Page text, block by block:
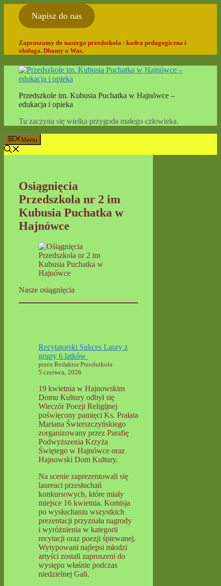
Przejdź
Napisz do nas
Zapraszamy do naszego przedszkola - kadra pedagogiczna i
obsługa. Dbamy o Was.
Przedszkole im. Kubusia Puchatka w Hajnówce –
edukacja i opieka
Tu zaczyna się wielka przygoda małego człowieka.
Menu
Osiągnięcia
Przedszkola nr 2 im
Kubusia Puchatka w
Hajnówce
Nasze osiągnięcia
Recytatorski Sukces Laury z
grupy 6 latków
przez Redaktor Przedszkola
5 czerwca, 2026
19 kwietnia w Hajnowskim
Domu Kultury odbył się
Wieczór Poezji Religijnej
poświęcony pamięci Ks. Prałata
Mariana Świerszczyńskiego
zorganizowany przez Parafię
Podwyższenia Krzyża
Świętego w Hajnówce oraz
Hajnowski Dom Kultury.
Na scenie zaprezentowali się
laureaci przesłuchań
konkursowych, które miały
miejsce 16 kwietnia. Komisja
po wysłuchaniu wszystkich
prezentacji przyznała nagrody
i wyróżnienia w kategorii
recytacji oraz poezji śpiewanej.
Wytypowani najlepsi młodzi
artyści zostali zaproszeni do
występu właśnie podczas
niedzielnej Gali.